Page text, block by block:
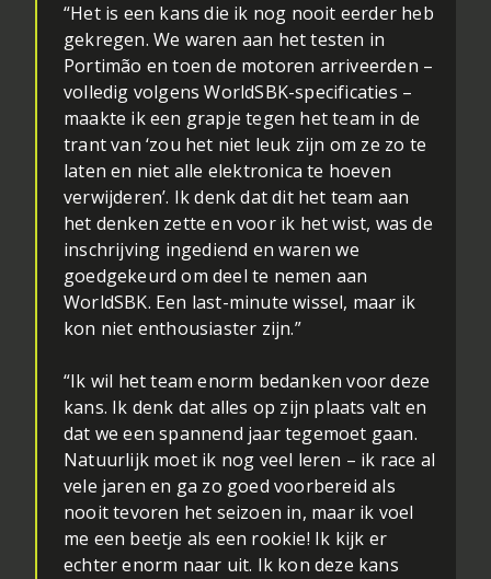
“Het is een kans die ik nog nooit eerder heb
gekregen. We waren aan het testen in
Portimão en toen de motoren arriveerden –
volledig volgens WorldSBK-specificaties –
maakte ik een grapje tegen het team in de
trant van ‘zou het niet leuk zijn om ze zo te
laten en niet alle elektronica te hoeven
verwijderen’. Ik denk dat dit het team aan
het denken zette en voor ik het wist, was de
inschrijving ingediend en waren we
goedgekeurd om deel te nemen aan
WorldSBK. Een last-minute wissel, maar ik
kon niet enthousiaster zijn.”
“Ik wil het team enorm bedanken voor deze
kans. Ik denk dat alles op zijn plaats valt en
dat we een spannend jaar tegemoet gaan.
Natuurlijk moet ik nog veel leren – ik race al
vele jaren en ga zo goed voorbereid als
nooit tevoren het seizoen in, maar ik voel
me een beetje als een rookie! Ik kijk er
echter enorm naar uit. Ik kon deze kans